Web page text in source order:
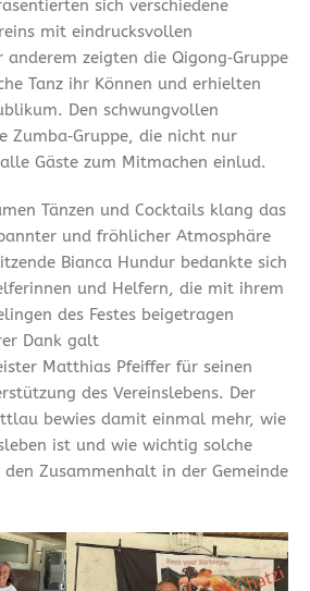
sich verschiedene
mit eindrucksvollen
zeigten die Qigong‑Gruppe
Tanz ihr Können und erhielten
Den schwungvollen
Zumba‑Gruppe, die nicht nur
Gäste zum Mitmachen einlud.
Tänzen und Cocktails klang das
und fröhlicher Atmosphäre
Bianca Hundur bedankte sich
und Helfern, die mit ihrem
des Festes beigetragen
Dank galt
Matthias Pfeiffer für seinen
des Vereinslebens. Der
bewies damit einmal mehr, wie
ist und wie wichtig solche
Zusammenhalt in der Gemeinde